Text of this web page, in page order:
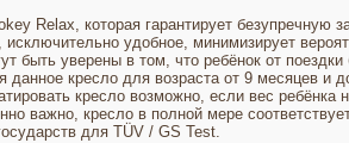
Relax, которая гарантирует безупречную
исключительно удобное, минимизирует
быть уверены в том, что ребёнок от поездки
данное кресло для возраста от 9 месяцев и
кресло возможно, если вес ребёнка
важно, кресло в полной мере
для TÜV / GS Test.